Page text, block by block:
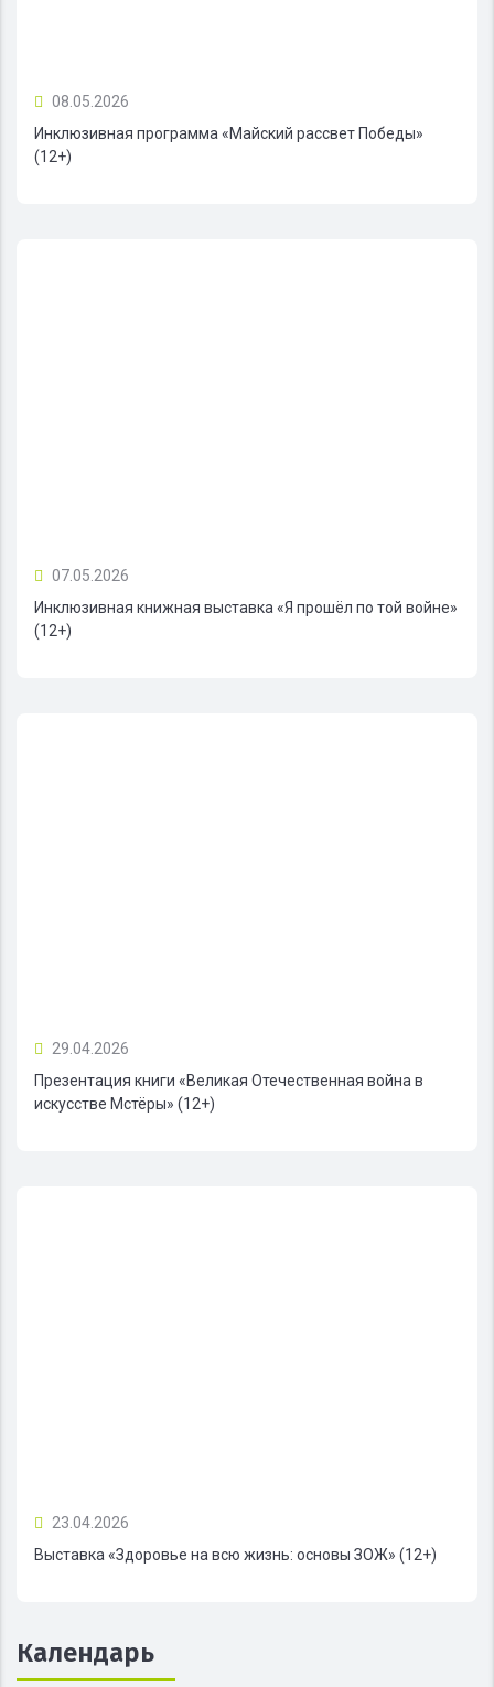
08.05.2026
Инклюзивная программа «Майский рассвет Победы»
(12+)
07.05.2026
Инклюзивная книжная выставка «Я прошёл по той войне»
(12+)
29.04.2026
Презентация книги «Великая Отечественная война в
искусстве Мстёры» (12+)
23.04.2026
Выставка «Здоровье на всю жизнь: основы ЗОЖ» (12+)
Календарь